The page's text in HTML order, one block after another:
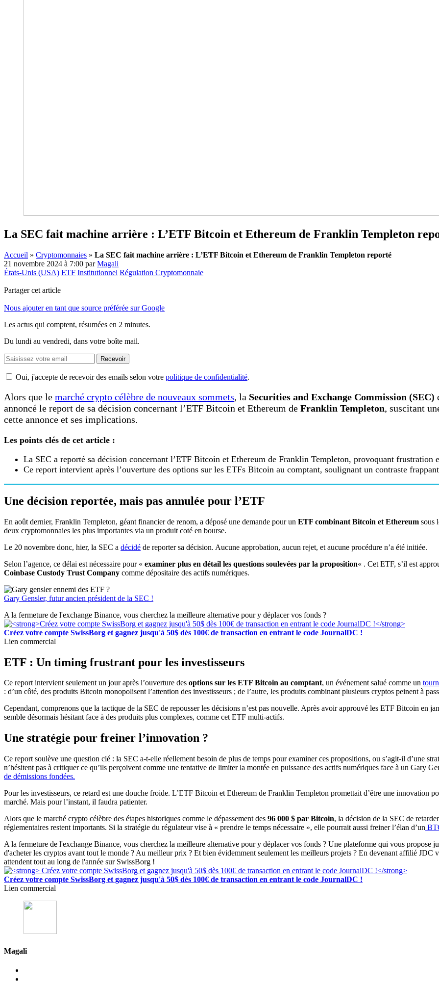
La SEC fait machine arrière : L’ETF Bitcoin et Ethereum de Franklin Templeton
Accueil » Cryptomonnaies » La SEC fait machine arrière : L’ETF Bitcoin et Ethereum de Franklin Templeton reporté
21 novembre 2024 à 7:00 parMagali
États-Unis (USA) ETF Institutionnel Régulation Cryptomonnaie
Partager cet article
Nous ajouter en tant que source préférée sur Google
Les actus qui comptent, résumées en 2 minutes.
Du lundi au vendredi, dans votre boîte mail.
Recevoir
Oui, j'accepte de recevoir des emails selon votre politique de confidentialité.
Alors que le marché crypto célèbre de nouveaux sommets, la Securities and Exchange Commission (SEC)
annoncé le report de sa décision concernant l’ETF Bitcoin et Ethereum de Franklin Templeton, suscitant
cette annonce et ses implications.
Les points clés de cet article :
La SEC a reporté sa décision concernant l’ETF Bitcoin et Ethereum de Franklin Templeton, provoquant frustration
Ce report intervient après l’ouverture des options sur les ETFs Bitcoin au comptant, soulignant un contraste
Une décision reportée, mais pas annulée pour l’ETF
En août dernier, Franklin Templeton, géant financier de renom, a déposé une demande pour un ETF combinant Bitcoin et Ethereum sous
deux cryptomonnaies les plus importantes via un produit coté en bourse.
Le 20 novembre donc, hier, la SEC a décidé de reporter sa décision. Aucune approbation, aucun rejet, et aucune procédure n’a été initiée.
Selon l’agence, ce délai est nécessaire pour « examiner plus en détail les questions soulevées par la proposition« . Cet ETF, s’il est
Coinbase Custody Trust Company comme dépositaire des actifs numériques.
Gary Gensler, futur ancien président de la SEC !
A la fermeture de l'exchange Binance, vous cherchez la meilleure alternative pour y déplacer vos fonds ?
Créez votre compte SwissBorg et gagnez jusqu'à 50$ dès 100€ de transaction en entrant le code JournalDC !
Lien commercial
ETF : Un timing frustrant pour les investisseurs
Ce report intervient seulement un jour après l’ouverture des options sur les ETF Bitcoin au comptant, un événement salué comme un
: d’un côté, des produits Bitcoin monopolisent l’attention des investisseurs ; de l’autre, les produits combinant plusieurs cryptos peinent à
Cependant, comprenons que la tactique de la SEC de repousser les décisions n’est pas nouvelle. Après avoir approuvé les ETF Bitcoin en
semble désormais hésitant face à des produits plus complexes, comme cet ETF multi-actifs.
Une stratégie pour freiner l’innovation ?
Ce report soulève une question clé : la SEC a-t-elle réellement besoin de plus de temps pour examiner ces propositions, ou s’agit-il d’une
n’hésitent pas à critiquer ce qu’ils perçoivent comme une tentative de limiter la montée en puissance des actifs numériques face à un Gary
de démissions fondées.
Pour les investisseurs, ce retard est une douche froide. L’ETF Bitcoin et Ethereum de Franklin Templeton promettait d’être une innovation
marché. Mais pour l’instant, il faudra patienter.
Alors que le marché crypto célèbre des étapes historiques comme le dépassement des 96 000 $ par Bitcoin, la décision de la SEC de
réglementaires restent importants. Si la stratégie du régulateur vise à « prendre le temps nécessaire », elle pourrait aussi freiner l’élan d’un
A la fermeture de l'exchange Binance, vous cherchez la meilleure alternative pour y déplacer vos fonds ? Une plateforme qui vous propose
d'acheter les cryptos avant tout le monde ? Au meilleur prix ? Et bien évidemment seulement les meilleurs projets ? En devenant affilié JDC
attendent tout au long de l'année sur SwissBorg !
Créez votre compte SwissBorg et gagnez jusqu'à 50$ dès 100€ de transaction en entrant le code JournalDC !
Lien commercial
Magali